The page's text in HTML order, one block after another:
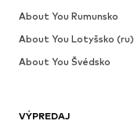
VÝPREDAJ
About You Rumunsko
About You Lotyšsko (ru)
About You Švédsko